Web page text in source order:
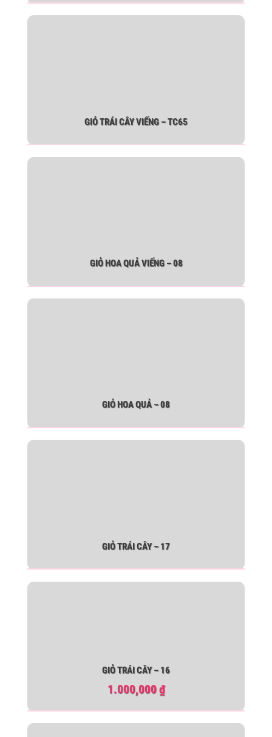
GIỎ TRÁI CÂY VIẾNG – TC65
GIỎ HOA QUẢ VIẾNG – 08
GIỎ HOA QUẢ – 08
GIỎ TRÁI CÂY – 17
GIỎ TRÁI CÂY – 16
1.000,000₫